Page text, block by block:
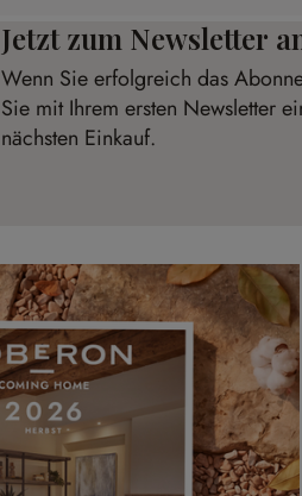
Jetzt zum Newsletter
Wenn Sie erfolgreich das
Sie mit Ihrem ersten Newsletter
nächsten Einkauf.